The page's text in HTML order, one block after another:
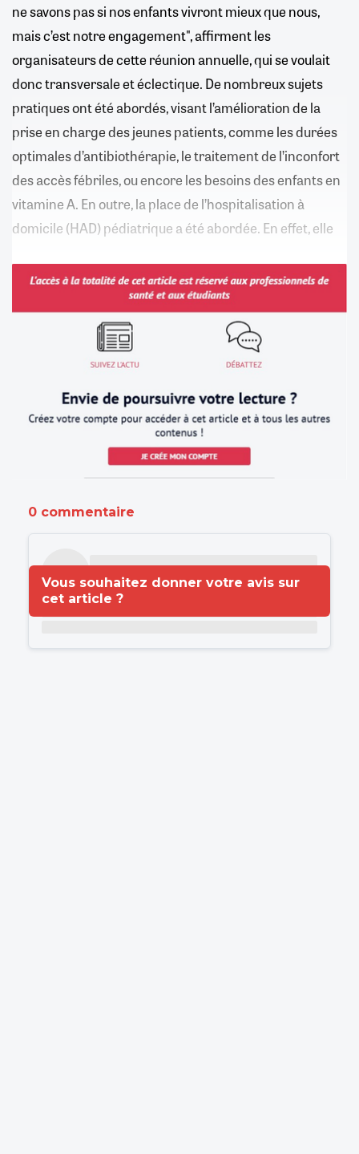
ne savons pas si nos enfants vivront mieux que nous,
mais c’est notre engagement", affirment les
organisateurs de cette réunion annuelle, qui se voulait
donc transversale et éclectique. De nombreux sujets
pratiques ont été abordés, visant l’amélioration de la
prise en charge des jeunes patients, comme les durées
optimales d’antibiothérapie, le traitement de l’inconfort
des accès fébriles, ou encore les besoins des enfants en
vitamine A. En outre, la place de l’hospitalisation à
domicile (HAD) pédiatrique a été abordée. En effet, elle
0 commentaire
Vous souhaitez donner votre avis sur
cet article ?